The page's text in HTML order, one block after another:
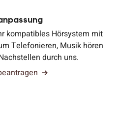
kompatibles Hörsystem mit
Telefonieren, Musik hören
durch uns.